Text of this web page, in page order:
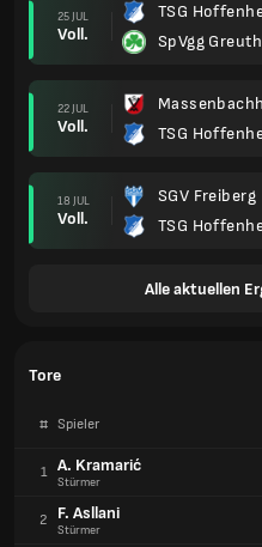
25 JUL
Voll.
TSG
SpVgg
22 JUL
Voll.
TSG
18 JUL
Voll.
SGV Freiberg
TSG
Alle aktuellen
Tore
# Spieler
1 A. Kramarić
Stürmer
2 F. Asllani
Stürmer